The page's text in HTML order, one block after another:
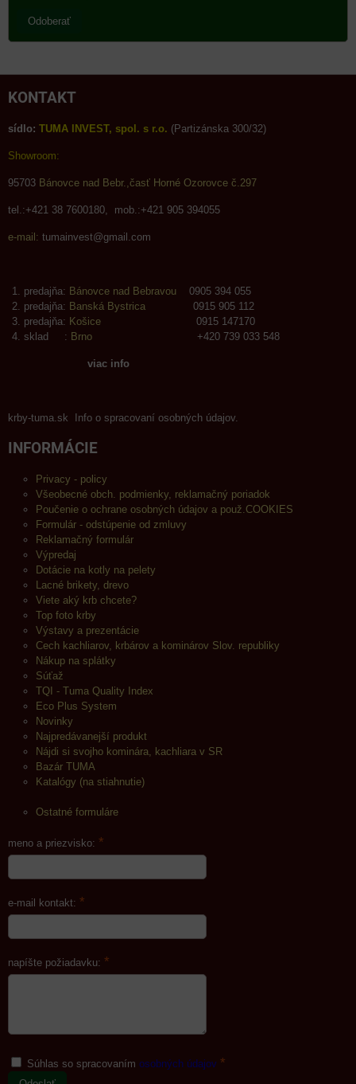
Odoberať
KONTAKT
sídlo: TUMA INVEST, spol. s r.o. (Partizánska 300/32)
Showroom:
95703 Bánovce nad Bebr.,časť Horné Ozorovce č.297
tel.:+421 38 7600180, mob.:+421 905 394055
e-mail: tumainvest@gmail.com
predajňa: Bánovce nad Bebravou 0905 394 055
predajňa: Banská Bystrica 0915 905 112
predajňa: Košice 0915 147170
sklad : Brno +420 739 033 548
viac info
krby-tuma.sk Info o spracovaní osobných údajov.
INFORMÁCIE
Privacy - policy
Všeobecné obch. podmienky, reklamačný poriadok
Poučenie o ochrane osobných údajov a použ.COOKIES
Formulár - odstúpenie od zmluvy
Reklamačný formulár
Výpredaj
Dotácie na kotly na pelety
Lacné brikety, drevo
Viete aký krb chcete?
Top foto krby
Výstavy a prezentácie
Cech kachliarov, krbárov a kominárov Slov. republiky
Nákup na splátky
Súťaž
TQI - Tuma Quality Index
Eco Plus System
Novinky
Najpredávanejší produkt
Nájdi si svojho kominára, kachliara v SR
Bazár TUMA
Katalógy (na stiahnutie)
Ostatné formuláre
meno a priezvisko: *
e-mail kontakt: *
napíšte požiadavku: *
Súhlas so spracovaním osobných údajov *